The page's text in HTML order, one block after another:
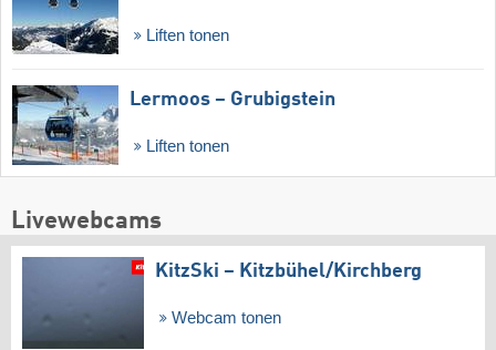
Liften tonen
Lermoos – Grubigstein
Liften tonen
Livewebcams
KitzSki – Kitzbühel/​Kirchberg
Webcam tonen